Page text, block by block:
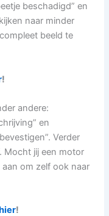
beschadigd” en
naar minder
beeld te
!
andere:
en
Verder
Mocht jij een motor
om zelf ook naar
!